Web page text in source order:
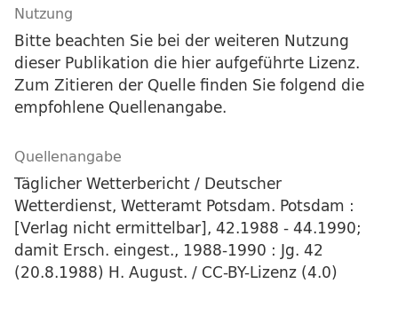
Nutzung
Bitte beachten Sie bei der weiteren Nutzung
dieser Publikation die hier aufgeführte Lizenz.
Zum Zitieren der Quelle finden Sie folgend die
empfohlene Quellenangabe.
Quellenangabe
Täglicher Wetterbericht / Deutscher
Wetterdienst, Wetteramt Potsdam. Potsdam :
[Verlag nicht ermittelbar], 42.1988 - 44.1990;
damit Ersch. eingest., 1988-1990 : Jg. 42
(20.8.1988) H. August. / CC-BY-Lizenz (4.0)